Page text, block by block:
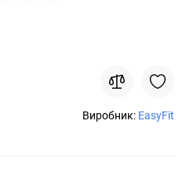
Виробник: EasyFit